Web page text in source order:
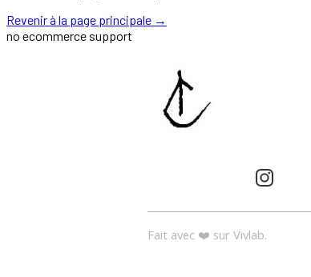
Revenir à la page principale →
no ecommerce support
Fait avec ❤️ sur Vivlab.